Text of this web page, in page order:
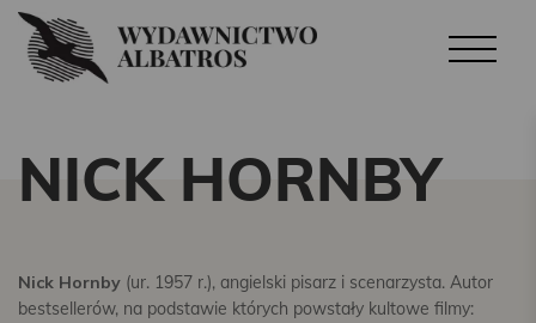
NICK HORNBY
Nick Hornby (ur. 1957 r.), angielski pisarz i scenarzysta. Autor
bestsellerów, na podstawie których powstały kultowe filmy: